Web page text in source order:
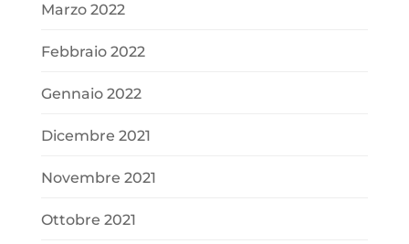
Marzo 2022
Febbraio 2022
Gennaio 2022
Dicembre 2021
Novembre 2021
Ottobre 2021